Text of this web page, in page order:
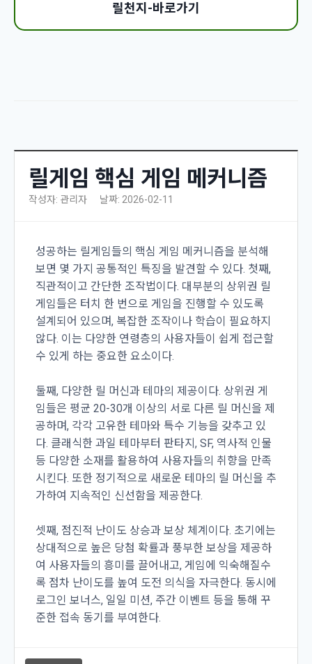
릴천지-바로가기
릴게임 핵심 게임 메커니즘
작성자: 관리자 날짜: 2026-02-11
성공하는 릴게임들의 핵심 게임 메커니즘을 분석해
보면 몇 가지 공통적인 특징을 발견할 수 있다. 첫째,
직관적이고 간단한 조작법이다. 대부분의 상위권 릴
게임들은 터치 한 번으로 게임을 진행할 수 있도록
설계되어 있으며, 복잡한 조작이나 학습이 필요하지
않다. 이는 다양한 연령층의 사용자들이 쉽게 접근할
수 있게 하는 중요한 요소이다.
둘째, 다양한 릴 머신과 테마의 제공이다. 상위권 게
임들은 평균 20-30개 이상의 서로 다른 릴 머신을 제
공하며, 각각 고유한 테마와 특수 기능을 갖추고 있
다. 클래식한 과일 테마부터 판타지, SF, 역사적 인물
등 다양한 소재를 활용하여 사용자들의 취향을 만족
시킨다. 또한 정기적으로 새로운 테마의 릴 머신을 추
가하여 지속적인 신선함을 제공한다.
셋째, 점진적 난이도 상승과 보상 체계이다. 초기에는
상대적으로 높은 당첨 확률과 풍부한 보상을 제공하
여 사용자들의 흥미를 끌어내고, 게임에 익숙해질수
록 점차 난이도를 높여 도전 의식을 자극한다. 동시에
로그인 보너스, 일일 미션, 주간 이벤트 등을 통해 꾸
준한 접속 동기를 부여한다.